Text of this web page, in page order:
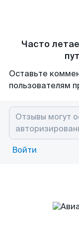
Часто
Оставьте
пользователям
Войти